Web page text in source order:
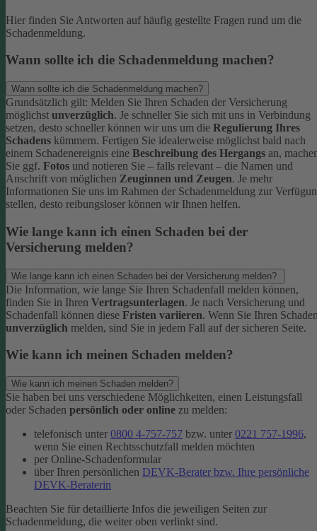
Hier finden Sie Antworten auf häufig gestellte Fragen rund um die
Schadenmeldung.
Wann sollte ich die Schadenmeldung machen?
Wann sollte ich die Schadenmeldung machen?
Grundsätzlich gilt: Melden Sie Ihren Schaden der Versicherung
möglichst unverzüglich. Je schneller Sie sich mit uns in Verbindung
setzen, desto schneller können wir uns um die Regulierung Ihres
Schadens kümmern. Fertigen Sie idealerweise möglichst bald nach
einem Schadenereignis eine Beschreibung des Hergangs an,
Sie ggf. Fotos und notieren Sie – falls relevant – die Namen und
Anschrift von möglichen Zeuginnen und Zeugen. Je mehr
Informationen Sie uns im Rahmen der Schadenmeldung zur
stellen, desto reibungsloser können wir Ihnen helfen.
Wie lange kann ich einen Schaden bei der
Versicherung melden?
Wie lange kann ich einen Schaden bei der Versicherung melden?
Die Information, wie lange Sie Ihren Schadenfall melden können,
finden Sie in Ihren Vertragsunterlagen. Je nach Versicherung und
Schadenfall können diese Fristen variieren. Wenn Sie Ihren
unverzüglich melden, sind Sie in jedem Fall auf der sicheren Seite.
Wie kann ich meinen Schaden melden?
Wie kann ich meinen Schaden melden?
Sie haben bei uns verschiedene Möglichkeiten, einen Leistungsfall
oder Schaden persönlich oder online zu melden:
telefonisch unter 0800 4-757-757 bzw. unter 0221 757-1996,
wenn Sie einen Rechtsschutzfall melden möchten
per Online-Schadenformular
über Ihren persönlichen DEVK-Berater bzw. Ihre persönliche
DEVK-Beraterin
Beachten Sie für detaillierte Infos die jeweiligen Seiten zur
Schadenmeldung, die weiter oben verlinkt sind.